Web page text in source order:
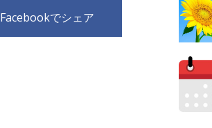
Facebookでシェア